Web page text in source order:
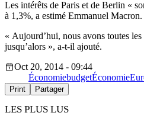
Les intérêts de Paris et de Berlin «
à 1,3%, a estimé Emmanuel Macron.
« Aujourd’hui, nous avons toutes
jusqu’alors », a-t-il ajouté.
Oct 20, 2014 - 09:44
ÉconomiebudgetÉconomie
Print Partager
LES PLUS LUS